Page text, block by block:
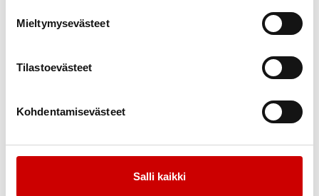
Mieltymysevästeet
Tilastoevästeet
Kohdentamisevästeet
Salli kaikki
korvaamia lääkkeitä ja maksanut omavastuuta,
vuosiomavastuun verran. Lääkeluottoa ei myönnetä,
jos omavastuuta on kertynyt jo yli 70 euroa.
Lääkkeiden vuosiomavastuuta kerryttävät Kelan
korvaamat lääkkeet. Ne ovat lääkkeitä, jotka on
määrätty reseptillä sairauden hoitoon ja jotka
kuuluvat korvausjärjestelmään. Tarkista lääkekulujen
kertyminen ja vuosiomavastuu OmaKelasta.